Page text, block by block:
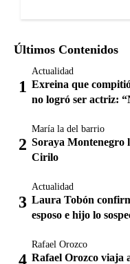
Últimos Contenidos
Actualidad
Exreina que
no logró ser actriz:
María la del barrio
Soraya Montenegro
Cirilo
Actualidad
Laura Tobón
esposo e hijo lo
Rafael Orozco
Rafael Orozco viaja